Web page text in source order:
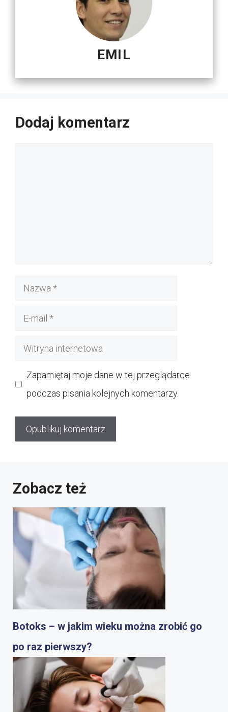
EMIL
Dodaj komentarz
Nazwa
Witryna
Zapamiętaj moje dane w tej przeglądarce
podczas pisania kolejnych komentarzy.
Zobacz też
Botoks – w jakim wieku można zrobić go
po raz pierwszy?